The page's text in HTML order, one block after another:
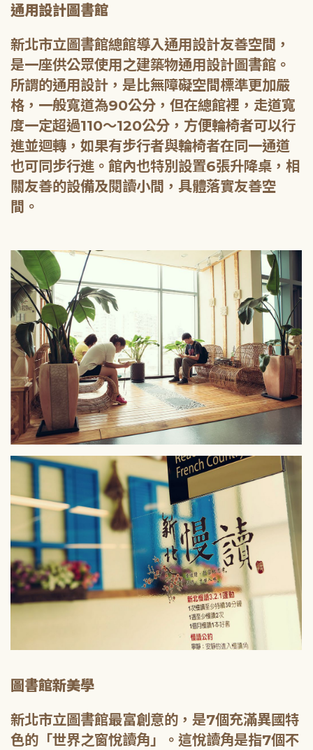
通用設計圖書館
新北市立圖書館總館導入通用設計友善空間，
是一座供公眾使用之建築物通用設計圖書館。
所謂的通用設計，是比無障礙空間標準更加嚴
格，一般寬道為90公分，但在總館裡，走道寬
度一定超過110～120公分，方便輪椅者可以行
進並迴轉，如果有步行者與輪椅者在同一通道
也可同步行進。館內也特別設置6張升降桌，相
關友善的設備及閱讀小間，具體落實友善空
間。
圖書館新美學
新北市立圖書館最富創意的，是7個充滿異國特
色的「世界之窗悅讀角」。這悅讀角是指7個不